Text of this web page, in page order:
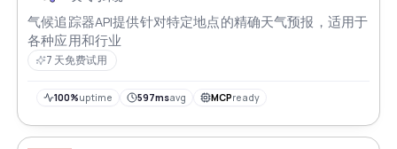
气候追踪器API提供针对特定地点的精确天气预报，适用于
各种应用和行业
7 天免费试用
100%uptime 597msavg MCPready